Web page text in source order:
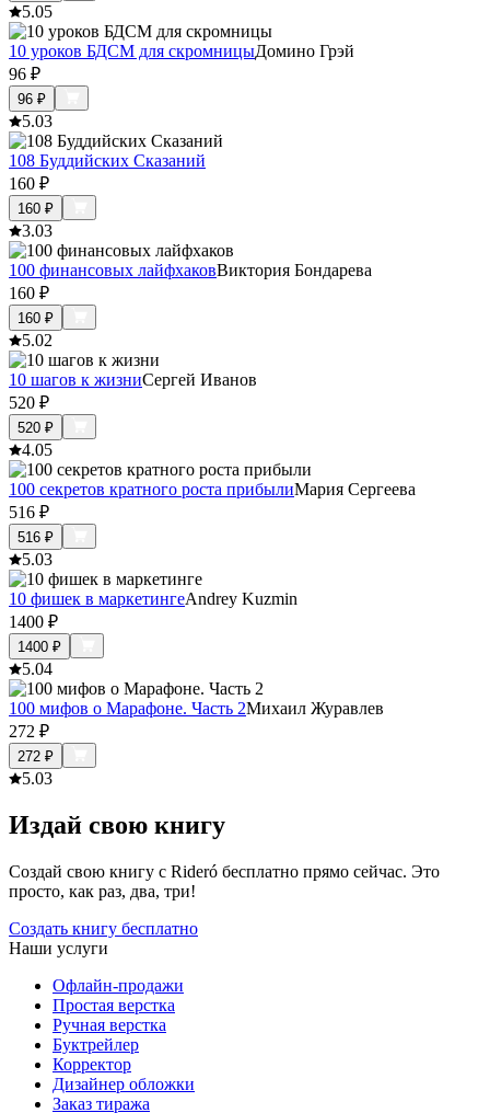
5.05
10 уроков БДСМ для скромницыДомино Грэй
96 ₽
96 ₽
5.03
108 Буддийских Сказаний
160 ₽
160 ₽
3.03
100 финансовых лайфхаковВиктория Бондарева
160 ₽
160 ₽
5.02
10 шагов к жизниСергей Иванов
520 ₽
520 ₽
4.05
100 секретов кратного роста прибылиМария Сергеева
516 ₽
516 ₽
5.03
10 фишек в маркетингеAndrey Kuzmin
1400 ₽
1400 ₽
5.04
100 мифов о Марафоне. Часть 2Михаил Журавлев
272 ₽
272 ₽
5.03
Издай свою книгу
Создай свою книгу с Rideró бесплатно прямо сейчас. Это
просто, как раз, два, три!
Создать книгу бесплатно
Наши услуги
Офлайн-продажи
Простая верстка
Ручная верстка
Буктрейлер
Корректор
Дизайнер обложки
Заказ тиража